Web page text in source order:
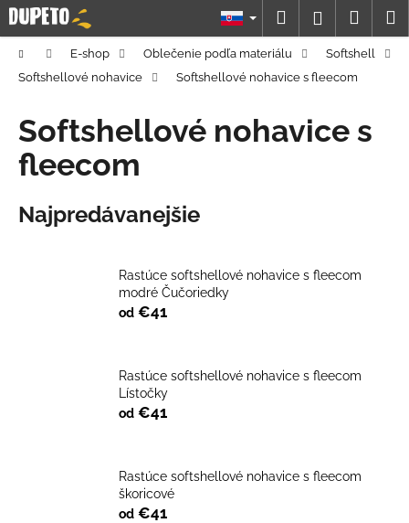
Prejsť
na
obsah
Hľadať
košík
DomovE-shop Oblečenie podľa materiálu
Softshell
Softshellové nohavice
Softshellové nohavice s fleecom
Softshellové nohavice s
fleecom
Najpredávanejšie
Rastúce softshellové nohavice s fleecom
modré Čučoriedky
od €41
Rastúce softshellové nohavice s fleecom
Lístočky
od €41
Rastúce softshellové nohavice s fleecom
škoricové
od €41
K
o
o
p
o
r